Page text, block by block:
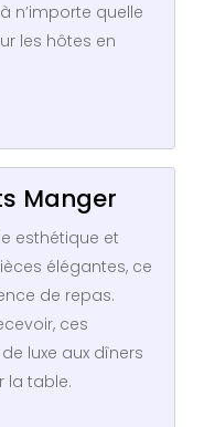
n’importe quelle
les hôtes en
Manger
esthétique et
élégantes, ce
de repas.
ces
luxe aux dîners
la table.